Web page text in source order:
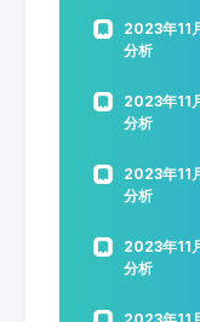
2023年11
分析
2023年11
分析
2023年11
分析
2023年11
分析